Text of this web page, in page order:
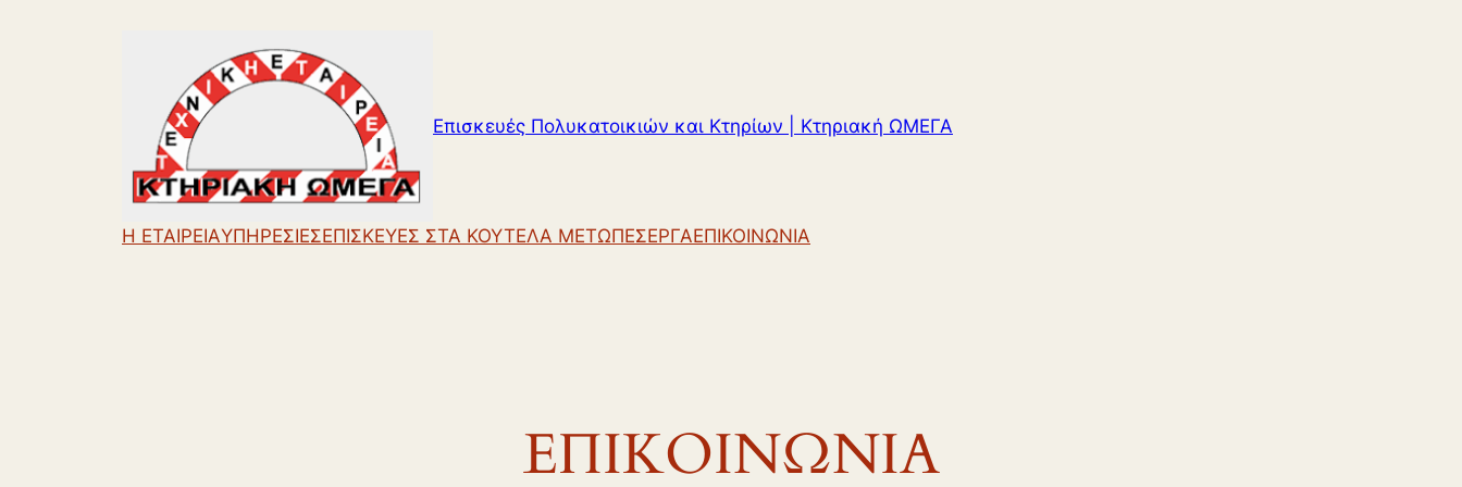
Επισκευές Πολυκατοικιών και Κτηρίων | Κτηριακή ΩΜΕΓΑ
Η ΕΤΑΙΡΕΙΑΥΠΗΡΕΣΙΕΣΕΠΙΣΚΕΥΕΣ ΣΤΑ ΚΟΥΤΕΛΑ ΜΕΤΩΠΕΣΕΡΓΑΕΠΙΚΟΙΝΩΝΙΑ
ΕΠΙΚΟΙΝΩΝΙΑ